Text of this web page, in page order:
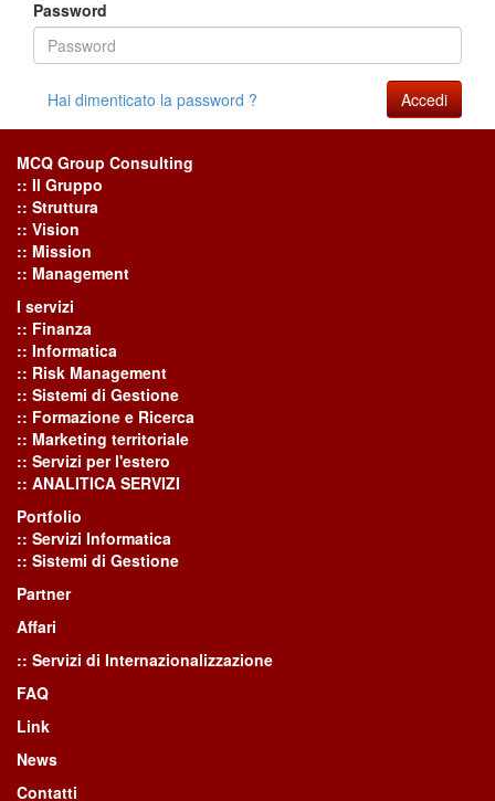
Password
Accedi
Hai dimenticato la password ?
MCQ Group Consulting
:: Il Gruppo
:: Struttura
:: Vision
:: Mission
:: Management
I servizi
:: Finanza
:: Informatica
:: Risk Management
:: Sistemi di Gestione
:: Formazione e Ricerca
:: Marketing territoriale
:: Servizi per l'estero
:: ANALITICA SERVIZI
Portfolio
:: Servizi Informatica
:: Sistemi di Gestione
Partner
Affari
:: Servizi di Internazionalizzazione
FAQ
Link
News
Contatti